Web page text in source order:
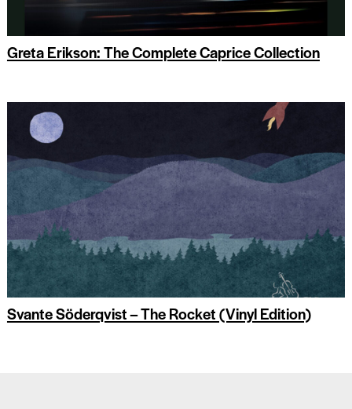
Greta Erikson: The Complete Caprice Collection
Svante Söderqvist – The Rocket (Vinyl Edition)